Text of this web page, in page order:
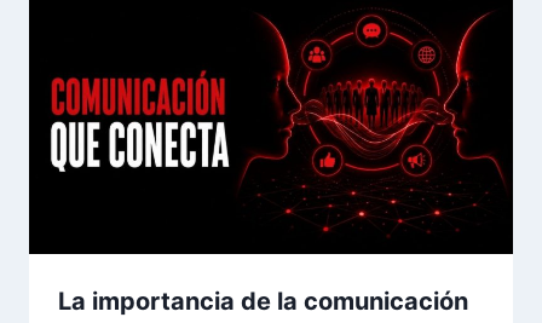
La importancia de la comunicación